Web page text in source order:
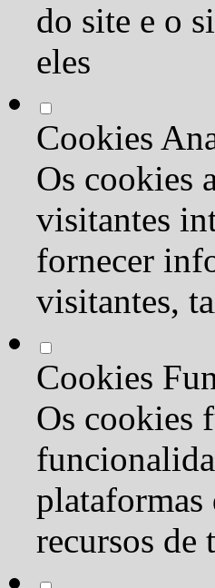
do site e o
eles
Cookies
Os cookies
visitantes
fornecer
visitantes,
Cookies
Os cookies
plataformas
recursos de